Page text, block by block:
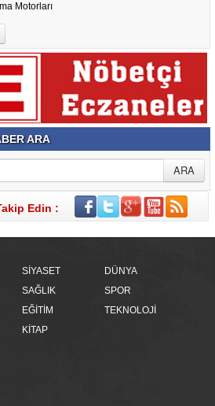
Motorları
ARA
Edin :
SİYASET
DÜNYA
SAĞLIK
SPOR
EĞİTİM
TEKNOLOJİ
KİTAP